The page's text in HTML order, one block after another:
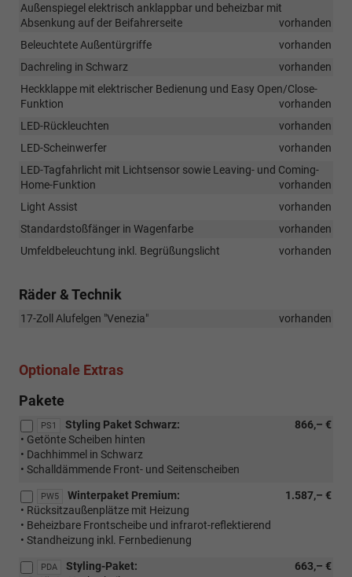
Außenspiegel elektrisch anklappbar und beheizbar mit
Absenkung auf der Beifahrerseite
vorhanden
Beleuchtete Außentürgriffe
vorhanden
Dachreling in Schwarz
vorhanden
Heckklappe mit elektrischer Bedienung und Easy Open/Close-
Funktion
vorhanden
LED-Rückleuchten
vorhanden
LED-Scheinwerfer
vorhanden
LED-Tagfahrlicht mit Lichtsensor sowie Leaving- und Coming-
Home-Funktion
vorhanden
Light Assist
vorhanden
Standardstoßfänger in Wagenfarbe
vorhanden
Umfeldbeleuchtung inkl. Begrüßungslicht
vorhanden
Räder & Technik
17-Zoll Alufelgen "Venezia" vorhanden
Optionale Extras
Pakete
PS1 866,– €
Styling Paket Schwarz:
• Getönte Scheiben hinten
• Dachhimmel in Schwarz
• Schalldämmende Front- und Seitenscheiben
PW5 1.587,– €
Winterpaket Premium:
• Rücksitzaußenplätze mit Heizung
• Beheizbare Frontscheibe und infrarot-reflektierend
• Standheizung inkl. Fernbedienung
PDA 663,– €
Styling-Paket: